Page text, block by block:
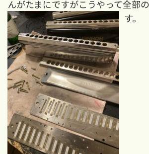
んがたまにですがこうやって全部
す。